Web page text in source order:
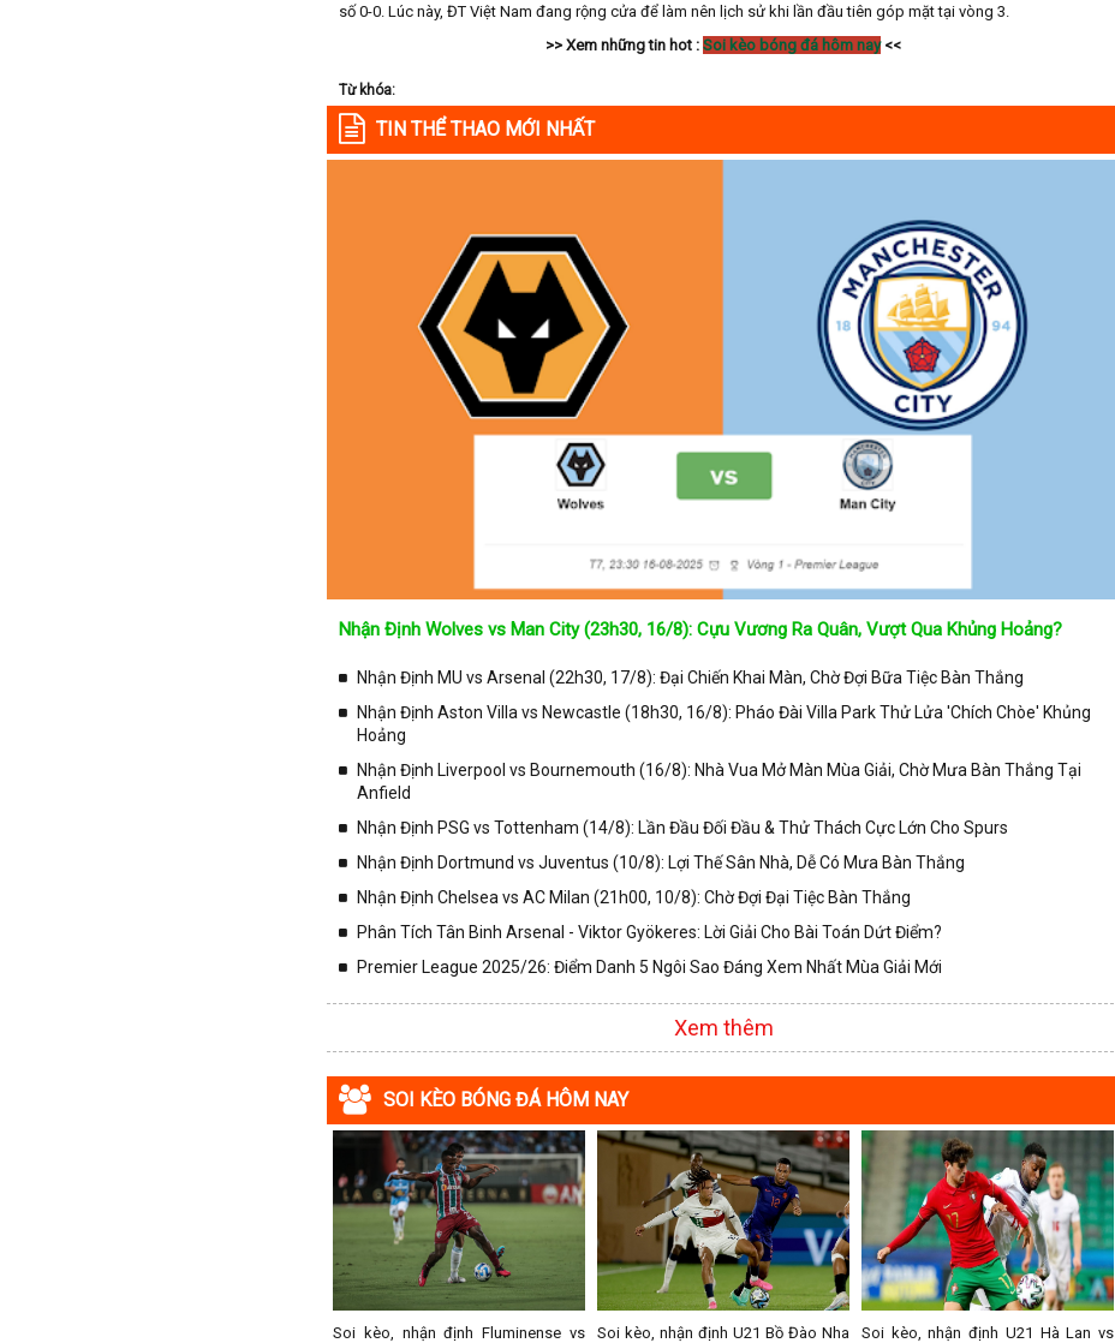
số 0-0. Lúc này, ĐT Việt Nam đang rộng cửa để làm nên lịch sử khi lần đầu tiên góp mặt tại vòng 3.
>> Xem những tin hot : Soi kèo bóng đá hôm nay<<
Từ khóa:
TIN THỂ THAO MỚI NHẤT
Nhận Định Wolves vs Man City (23h30, 16/8): Cựu Vương Ra Quân, Vượt Qua Khủng Hoảng?
Nhận Định MU vs Arsenal (22h30, 17/8): Đại Chiến Khai Màn, Chờ Đợi Bữa Tiệc Bàn Thắng
Nhận Định Aston Villa vs Newcastle (18h30, 16/8): Pháo Đài Villa Park Thử Lửa 'Chích Chòe' Khủng
Hoảng
Nhận Định Liverpool vs Bournemouth (16/8): Nhà Vua Mở Màn Mùa Giải, Chờ Mưa Bàn Thắng Tại
Anfield
Nhận Định PSG vs Tottenham (14/8): Lần Đầu Đối Đầu & Thử Thách Cực Lớn Cho Spurs
Nhận Định Dortmund vs Juventus (10/8): Lợi Thế Sân Nhà, Dễ Có Mưa Bàn Thắng
Nhận Định Chelsea vs AC Milan (21h00, 10/8): Chờ Đợi Đại Tiệc Bàn Thắng
Phân Tích Tân Binh Arsenal - Viktor Gyökeres: Lời Giải Cho Bài Toán Dứt Điểm?
Premier League 2025/26: Điểm Danh 5 Ngôi Sao Đáng Xem Nhất Mùa Giải Mới
Xem thêm
SOI KÈO BÓNG ĐÁ HÔM NAY
Soi kèo, nhận định Fluminense vs
Soi kèo, nhận định U21 Bồ Đào Nha
Soi kèo, nhận định U21 Hà Lan vs